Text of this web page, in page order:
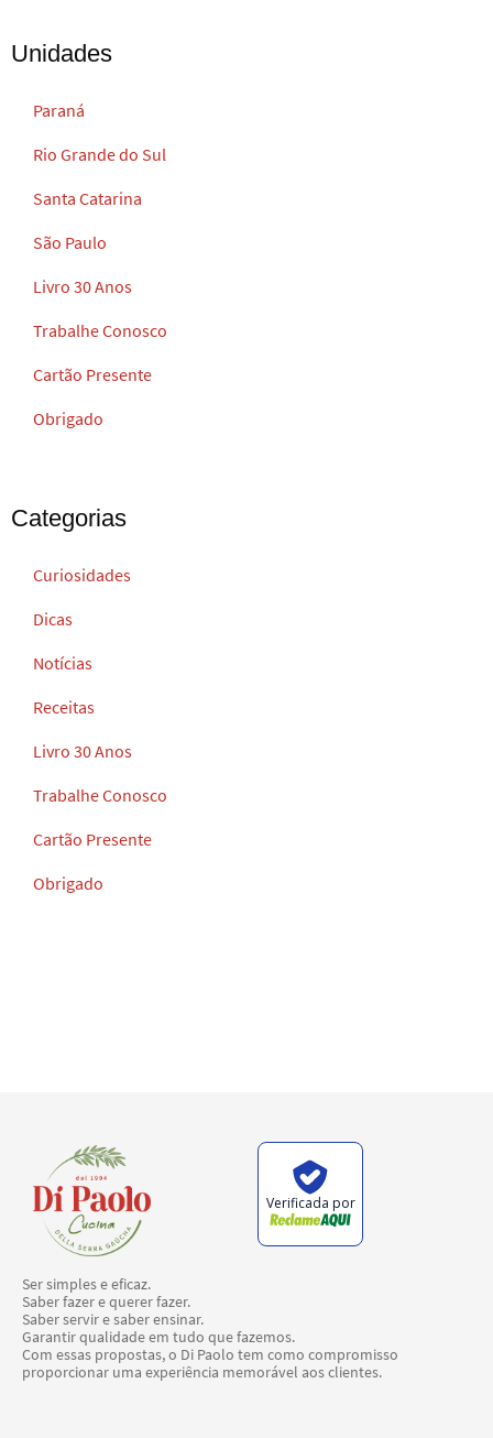
Unidades
Paraná
Rio Grande do Sul
Santa Catarina
São Paulo
Livro 30 Anos
Trabalhe Conosco
Cartão Presente
Obrigado
Categorias
Curiosidades
Dicas
Notícias
Receitas
Livro 30 Anos
Trabalhe Conosco
Cartão Presente
Obrigado
Verificada por
Ser simples e eficaz.
Saber fazer e querer fazer.
Saber servir e saber ensinar.
Garantir qualidade em tudo que fazemos.
Com essas propostas, o Di Paolo tem como compromisso
proporcionar uma experiência memorável aos clientes.